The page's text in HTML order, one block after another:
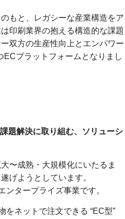
もと、レガシーな産業構造をア
印刷業界の抱える構造的な課題
双方の生産性向上とエンパワー
ECプラットフォームとなりまし
題解決に取り組む、ソリューシ
〜成熟・大規模化にいたるま
げようとしています。
ンタープライズ事業です。
をネットで注文できる “EC型”